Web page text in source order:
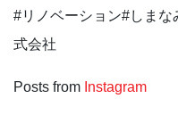
#リノベーション#しま
式会社
Posts from Instagram